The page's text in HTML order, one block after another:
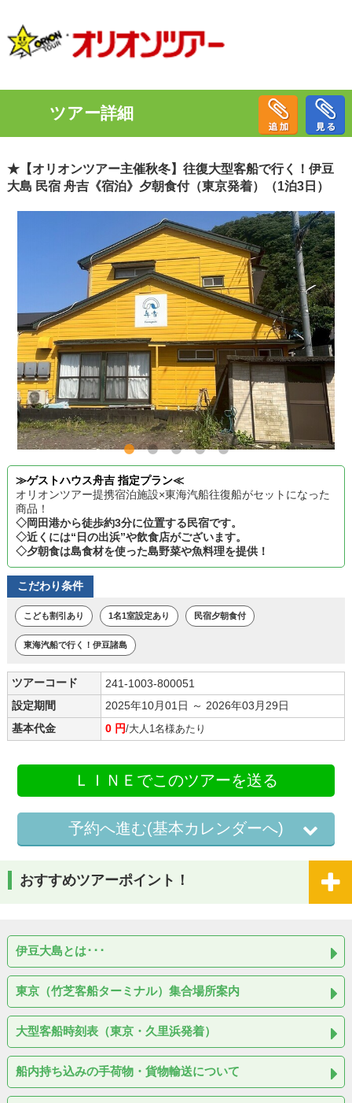
ツアー詳細
★【オリオンツアー主催秋冬】往復大型客船で行く！伊豆
大島 民宿 舟吉《宿泊》夕朝食付（東京発着）（1泊3日）
≫ゲストハウス舟吉 指定プラン≪
オリオンツアー提携宿泊施設×東海汽船往復船がセットになった
商品！
◇岡田港から徒歩約3分に位置する民宿です。
◇近くには“日の出浜”や飲食店がございます。
◇夕朝食は島食材を使った島野菜や魚料理を提供！
こだわり条件
こども割引あり 1名1室設定あり 民宿夕朝食付
東海汽船で行く！伊豆諸島
ツアーコード
241-1003-800051
設定期間
2025年10月01日 ～ 2026年03月29日
基本代金
0 円/大人1名様あたり
ＬＩＮＥでこのツアーを送る
予約へ進む(基本カレンダーへ)
おすすめツアーポイント！
伊豆大島とは･･･
東京（竹芝客船ターミナル）集合場所案内
大型客船時刻表（東京・久里浜発着）
船内持ち込みの手荷物・貨物輸送について